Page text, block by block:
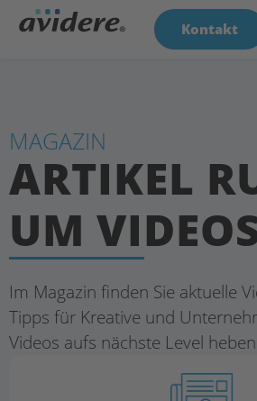
Kontakt
MAGAZIN
ARTIKEL
UM
Im Magazin finden Sie aktuelle
Tipps für Kreative und
Videos aufs nächste Level